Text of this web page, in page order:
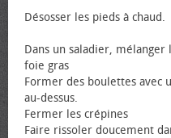
Désosser les pieds à chaud.
Dans un saladier, mélanger
foie gras
Former des boulettes avec
au-dessus.
Fermer les crépines
Faire rissoler doucement